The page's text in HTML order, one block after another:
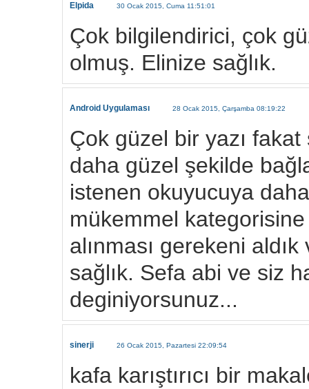
Elpida 30 Ocak 2015, Cuma 11:51:01
Çok bilgilendirici, çok
olmuş. Elinize sağlık.
Android Uygulaması 28 Ocak 2015, Çarşamba 08:19:22
Çok güzel bir yazı
daha güzel şekilde
istenen okuyucuya
mükemmel
alınması gerekeni
sağlık. Sefa abi ve siz
deginiyorsunuz...
sinerji 26 Ocak 2015, Pazartesi 22:09:54
kafa karıştırıcı bir